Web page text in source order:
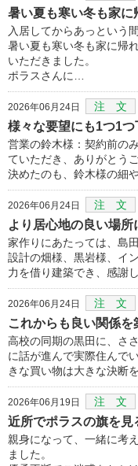
暑い夏も寒い冬も家に
入居してからあっという
暑い夏も寒い冬も家に帰
いただきました。
ポラスさんに…
2026年06月24日 注 文
様々な要望にも1つ1
営業の鈴木様：契約前の
ていただき、ありがとう
決めたのも、鈴木様の細
2026年06月24日 注 文
より居心地の良い場
家作りにあたっては、島
設計の畑様、黒岩様、イ
力を借り建築でき、感謝
2026年06月24日 注 文
これからも良い関係を
高校の同期の黒田に、さ
に話が進んで実際住んで
きな買い物は大きな決断
2026年06月19日 注 文
近所でポラスの旗を見
親身になって、一緒に考
ました。